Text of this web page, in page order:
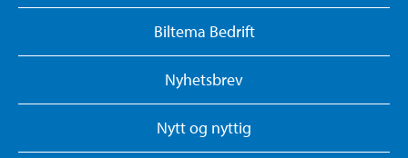
Biltema Bedrift
Nyhetsbrev
Nytt og nyttig